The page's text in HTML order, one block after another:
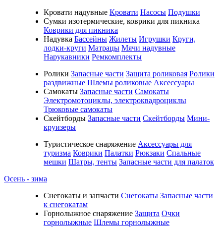
Кровати надувные Кровати Насосы Подушки
Cумки изотермические, коврики для пикника
Коврики для пикника
Надувка Бассейны Жилеты Игрушки Круги,
лодки-круги Матрацы Мячи надувные
Нарукавники Ремкомплекты
Ролики Запасные части Защита роликовая Ролики
раздвижные Шлемы роликовые Аксессуары
Самокаты Запасные части Самокаты
Электромотоциклы, электроквадроциклы
Трюковые самокаты
Скейтборды Запасные части Скейтборды Мини-
круизеры
Туристическое снаряжение Аксессуары для
туризма Коврики Палатки Рюкзаки Спальные
мешки Шатры, тенты Запасные части для палаток
Осень - зима
Cнегокаты и запчасти Снегокаты Запасные части
к снегокатам
Горнолыжное снаряжение Защита Очки
горнолыжные Шлемы горнолыжные